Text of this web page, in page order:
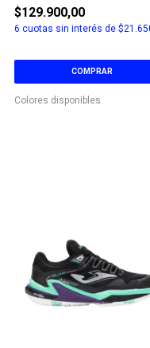
$129.900,00
6 cuotas sin interés de
COMPRAR
Colores disponibles